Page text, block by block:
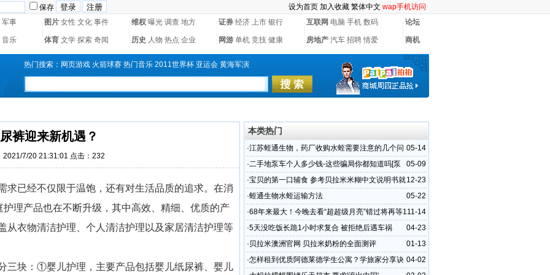
保存 设为首页 加入收藏 繁体中文 wap手机访问
军事
图片 女性 文化 事件 维权 曝光 调查 地方 证券 经济 上市 银行 互联网 电脑 手机 数码 论坛
音乐 体育 文学 探索 奇闻 历史 人物 热点 企业 网游 单机 竞技 健康 房地产 汽车 招聘 情爱 商机
热门搜索： 网页游戏 火箭球赛 热门音乐 2011世界杯 亚运会 黄海军演
裤迎来新机遇？
2021/7/20 21:31:01 点击： 232
求已经不仅限于温饱，还有对生活品质的追求。在消
护理产品也在不断升级，其中高效、精细、优质的产
从衣物清洁护理、个人清洁护理以及家居清洁护理等
三块：①婴儿护理，主要产品包括婴儿纸尿裤、婴儿
本类热门
05-14
·江苏蛭通生物，药厂收购水蛭需要注意的几个问
题
05-09
·二手地泵车个人多少钱-这些骗局你都知道吗[泵
泵达]
12-23
·宝贝的第一口辅食 参考贝拉米米糊中文说明书就
ok啦
05-22
·蛭通生物水蛭运输方法
11-14
·68年来最大！今晚去看“超超级月亮”错过将再等1
8年
04-23
·5天没吃饭长跪1小时求复合 被拒绝后遇车祸
01-13
· 贝拉米澳洲官网 贝拉米奶粉的全面测评
04-02
·怎样租到优质阿德莱德学生公寓？学旅家分享诀